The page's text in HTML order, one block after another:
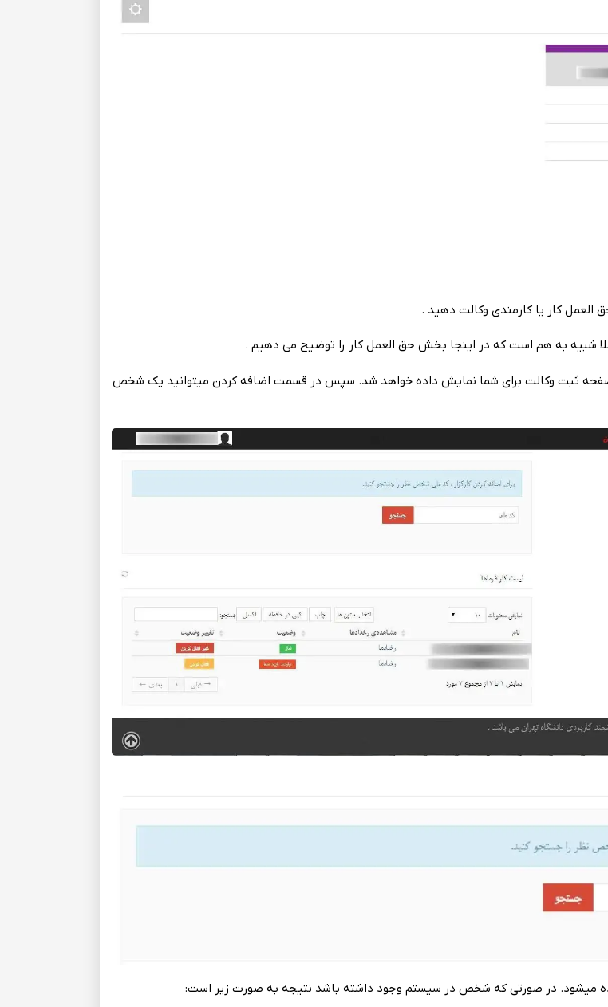
کار یا کارمندی‌ وکالت‌ دهید .
شبیه‌ به‌ هم‌ است‌ که‌ در اینجا بخش‌ حق‌ العمل‌ کار را توضیح‌ می‌ دهیم‌ .
صفحه‌ ثبت‌ وکالت‌ برای‌ شما نمایش‌ داده خواهد شد. سپس‌ در قسمت‌ اضافه‌ کردن میتوانید یک‌ شخص‌
میشود. در صورتی‌ که‌ شخص‌ در سیستم‌ وجود داشته‌ باشد نتیجه‌ به‌ صورت زیر است‌: